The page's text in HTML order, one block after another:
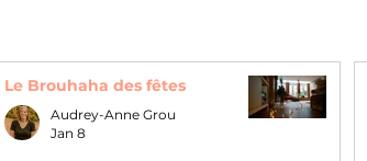
Le Brouhaha des fêtes
Audrey-Anne Grou
Jan 8